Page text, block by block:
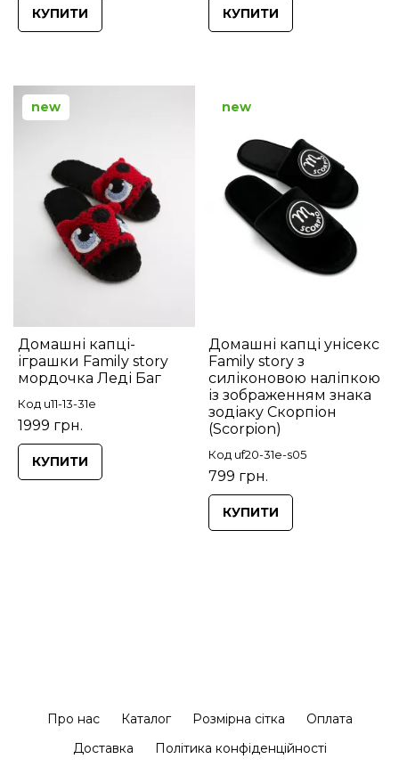
КУПИТИ КУПИТИ
Домашні капці-
іграшки Family story
мордочка Леді Баг
Код u11-13-31e
1999 грн.
new
КУПИТИ
Домашні капці унісекс
Family story з
силіконовою наліпкою
із зображенням знака
зодіаку Скорпіон
(Scorpion)
Код uf20-31e-s05
799 грн.
new
КУПИТИ
Про нас Каталог Розмірна сітка
Оплата
Доставка
Політика конфіденційності